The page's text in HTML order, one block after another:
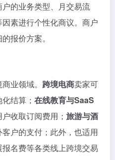
的业务类型、月交易流
素进行个性化商议。商户
报价方案。
业领域。 跨境电商卖家可
结算； 在线教育与SaaS
收取订阅费用； 旅游与酒
户的支付；此外，也适用
报名费等各类线上跨境交易